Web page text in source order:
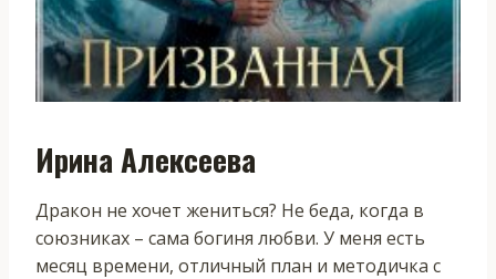
Ирина Алексеева
Дракон не хочет жениться? Не беда, когда в
союзниках – сама богиня любви. У меня есть
месяц времени, отличный план и методичка с